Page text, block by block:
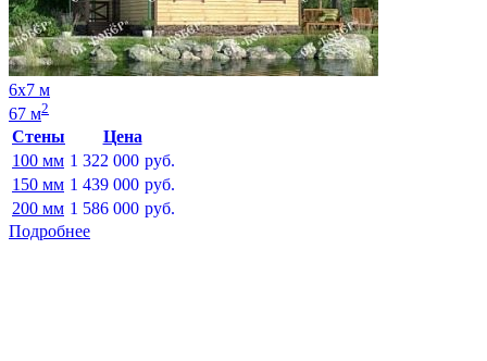
6х7 м
67 м2
Стены
Цена
100 мм 1 322 000 руб.
150 мм 1 439 000 руб.
200 мм 1 586 000 руб.
Подробнее